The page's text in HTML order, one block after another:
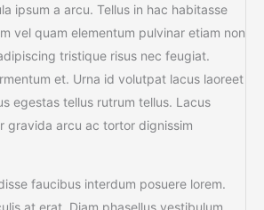
ipsum a arcu. Tellus in hac habitasse
vel quam elementum pulvinar etiam non
tristique risus nec feugiat.
et. Urna id volutpat lacus laoreet
egestas tellus rutrum tellus. Lacus
gravida arcu ac tortor dignissim
faucibus interdum posuere lorem.